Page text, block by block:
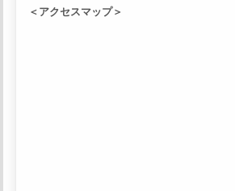
＜アクセスマップ＞